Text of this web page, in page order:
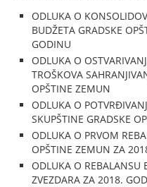
ODLUKA O
BUDŽETA GRADSKE
GODINU
ODLUKA O
TROŠKOVA
OPŠTINE ZEMUN
ODLUKA O
SKUPŠTINE GRADSKE
ODLUKA O PRVOM
OPŠTINE ZEMUN ZA
ODLUKA O REBALANSU
ZVEZDARA ZA 2018.